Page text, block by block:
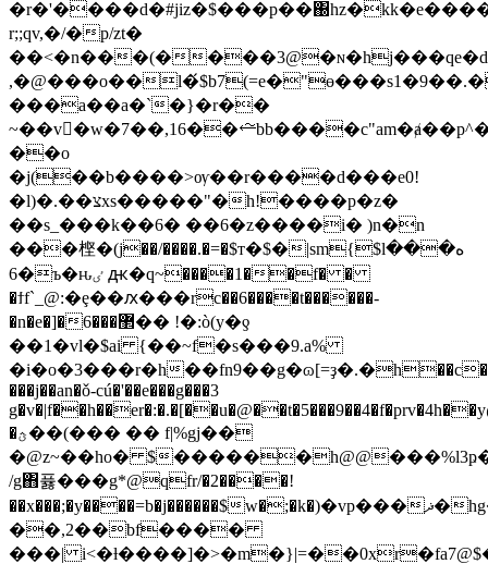
r;;qv,�/�p/zt�
��<�n���(�
,�@���o��
���a��a�`�}�r��
��o
�j(��b����>ѹ��r����d���e0!
�l)�.��צxs�����"�h!����p�z�
��s_���k��6� ��6�z����i� )n�n
���㭴�(j��/����.�=�$т�$�|sm{$lه���
6�ъ�ԋٸ ԫ�q~����1��f� �
�ϯf`_@:�ȩ��ԕ���rc��6����t������-
�n�e�]�6���޲�� !�:ò(y�ƍ
��1�vl�$ai {��~f�s���9.a%
�i�o�3���r�h
���j��an�ǒ-cú�'��e���g���3
�ؿ��(��� �� f|%gj��
�@z~��ho� $
/g΋퓷���g*@qfr/�2����!
��x���;�y����=b�j������$w�;�k�)�vp���ޛ�hg�0�����wd��n��xpm��]x8�[7�5����<(�~tot�c
��,2��bf����
���|